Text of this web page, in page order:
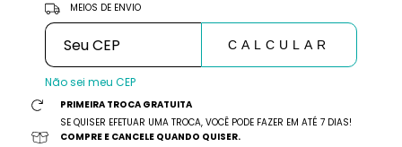
MEIOS DE ENVIO
CALCULAR
Não sei meu CEP
PRIMEIRA TROCA GRATUITA
SE QUISER EFETUAR UMA TROCA, VOCÊ PODE FAZER EM ATÉ 7 DIAS!
COMPRE E CANCELE QUANDO QUISER.